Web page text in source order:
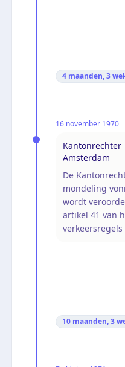
4 maanden, 3
16 november 1970
Kantonrechter
Amsterdam
De
mondeling
wordt
artikel 41 van
10 maanden, 3